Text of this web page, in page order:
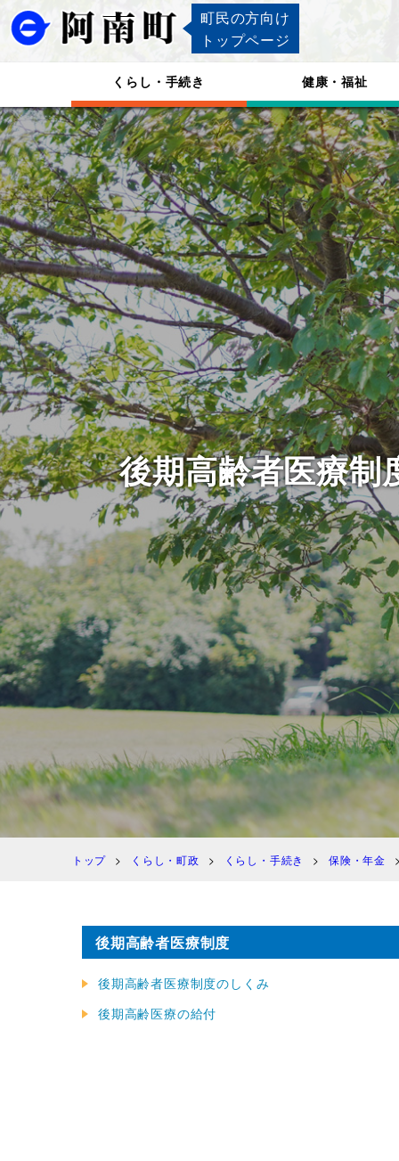
町民の方向け
トップページ
くらし・手続き 健康・福祉
後期高齢者医療制
トップ くらし・町政 くらし・手続き 保険・年金
後期高齢者医療制度
後期高齢者医療制度のしくみ
後期高齢医療の給付